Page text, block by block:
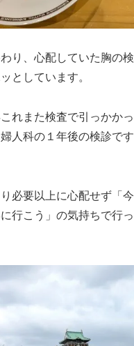
り、心配していた胸の
としています。
れまた検査で引っかか
人科の１年後の検診で
必要以上に心配せず「
行こう」の気持ちで行